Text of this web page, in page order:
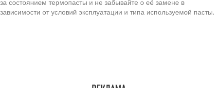
за состоянием термопасты и не забывайте о её замене в
зависимости от условий эксплуатации и типа используемой пасты.